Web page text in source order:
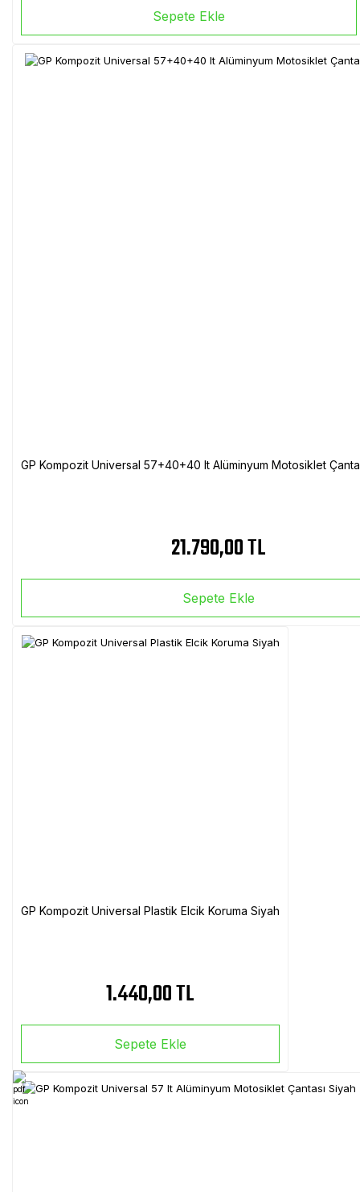
Sepete Ekle
GP Kompozit Universal 57+40+40 lt Alüminyum Motosiklet
21.790,00 TL
Sepete Ekle
GP Kompozit Universal Plastik Elcik Koruma Siyah
1.440,00 TL
Sepete Ekle